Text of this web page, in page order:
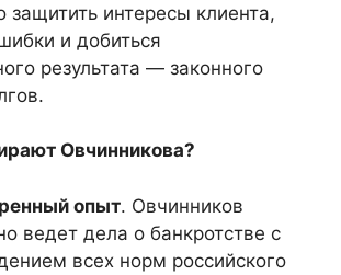
защитить интересы клиента,
и добиться
результата — законного
Овчинникова?
опыт. Овчинников
ведет дела о банкротстве с
всех норм российского